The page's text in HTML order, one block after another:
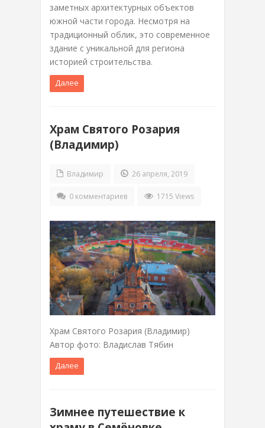
заметных архитектурных объектов
южной части города. Несмотря на
традиционный облик, это современное
здание с уникальной для региона
историей строительства.
Далее
Храм Святого Розария
(Владимир)
Владимир 26 апреля, 2019
0 комментариев 1715 Views
Храм Святого Розария (Владимир)
Автор фото: Владислав Тябин
Далее
Зимнее путешествие к